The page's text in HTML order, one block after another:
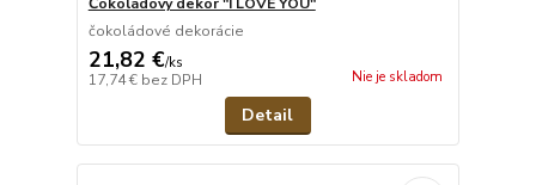
čokoládové dekorácie
21,82 €/ks
17,74 € bez DPH Nie je skladom
Detail